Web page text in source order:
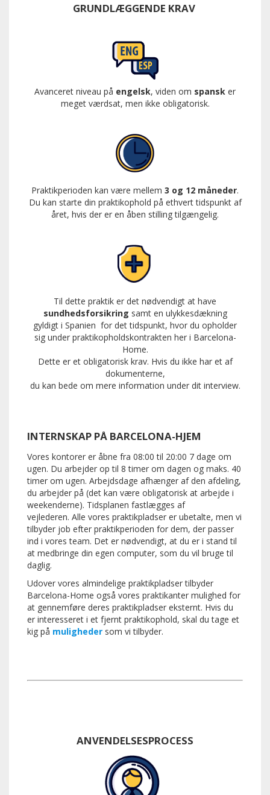
GRUNDLÆGGENDE KRAV
Avanceret niveau på engelsk, viden om spansk er
meget værdsat, men ikke obligatorisk.
Praktikperioden kan være mellem 3 og 12 måneder.
Du kan starte din praktikophold på ethvert tidspunkt af
året, hvis der er en åben stilling tilgængelig.
Til dette praktik er det nødvendigt at have
sundhedsforsikring samt en ulykkesdækning
gyldigt i Spanien for det tidspunkt, hvor du opholder
sig under praktikopholdskontrakten her i Barcelona-
Home.
Dette er et obligatorisk krav. Hvis du ikke har et af
dokumenterne,
du kan bede om mere information under dit interview.
INTERNSKAP PÅ BARCELONA-HJEM
Vores kontorer er åbne fra 08:00 til 20:00 7 dage om
ugen. Du arbejder op til 8 timer om dagen og maks. 40
timer om ugen. Arbejdsdage afhænger af den afdeling,
du arbejder på (det kan være obligatorisk at arbejde i
weekenderne). Tidsplanen fastlægges af
vejlederen. Alle vores praktikpladser er ubetalte, men vi
tilbyder job efter praktikperioden for dem, der passer
ind i vores team. Det er nødvendigt, at du er i stand til
at medbringe din egen computer, som du vil bruge til
daglig.
Udover vores almindelige praktikpladser tilbyder
Barcelona-Home også vores praktikanter mulighed for
at gennemføre deres praktikpladser eksternt. Hvis du
er interesseret i et fjernt praktikophold, skal du tage et
kig på muligheder som vi tilbyder.
ANVENDELSESPROCESS